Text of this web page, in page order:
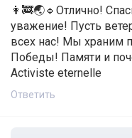
👩‍🚒🌏🔹Отлично!
уважение! Пусть
всех нас! Мы храним
Победы! Памяти и
Activiste eternelle
Ответить